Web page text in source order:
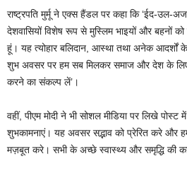
राष्ट्रपति मुर्मू ने एक्स हैंडल पर कहा कि ‘ईद-उल-
देशवासियों विशेष रूप से मुस्लिम भाइयों और बहनों को
हूं। यह त्योहार बलिदान, आस्था तथा अनेक
शुभ अवसर पर हम सब मिलकर समाज और देश के लिए
करने का संकल्प लें’।
वहीं, पीएम मोदी ने भी सोशल मीडिया पर लिखे पोस्ट
शुभकामनाएं। यह अवसर सद्भाव को प्रेरित करे और
मज़बूत करे। सभी के अच्छे स्वास्थ्य और समृद्धि की